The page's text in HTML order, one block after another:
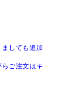
しても追加
ご注文はキ